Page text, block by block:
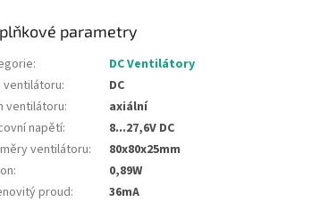
parametry
:
DC Ventilátory
ventilátoru:
DC
ventilátoru:
axiální
napětí:
8...27,6V DC
ventilátoru:
80x80x25mm
:
0,89W
proud:
36mA